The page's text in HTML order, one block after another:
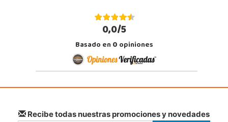
Juguetilandia Alcobendas
Madrid
Av. Olímpica, 9, Local A13/21, Centro Comercial La Vega
Juguetilandia Alfafar Parc Alfafar
0,0/5
Basado en0opiniones
Recibe todas nuestras promociones y novedades